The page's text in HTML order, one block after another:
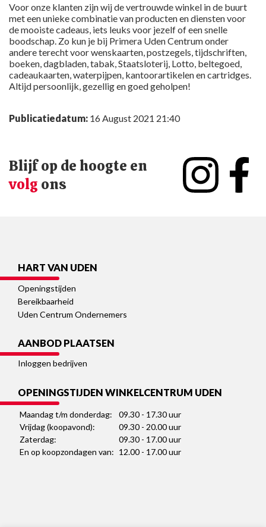
Voor onze klanten zijn wij de vertrouwde winkel in de buurt
met een unieke combinatie van producten en diensten voor
de mooiste cadeaus, iets leuks voor jezelf of een snelle
boodschap. Zo kun je bij Primera Uden Centrum onder
andere terecht voor wenskaarten, postzegels, tijdschriften,
boeken, dagbladen, tabak, Staatsloterij, Lotto, beltegoed,
cadeaukaarten, waterpijpen, kantoorartikelen en cartridges.
Altijd persoonlijk, gezellig en goed geholpen!
Publicatiedatum: 16 August 2021 21:40
Blijf op de hoogte en
volg ons
HART VAN UDEN
Openingstijden
Bereikbaarheid
Uden Centrum Ondernemers
AANBOD PLAATSEN
Inloggen bedrijven
OPENINGSTIJDEN WINKELCENTRUM UDEN
Maandag t/m donderdag:
09.30 - 17.30 uur
Vrijdag (koopavond):
09.30 - 20.00 uur
Zaterdag:
09.30 - 17.00 uur
En op koopzondagen van: 12.00 - 17.00 uur